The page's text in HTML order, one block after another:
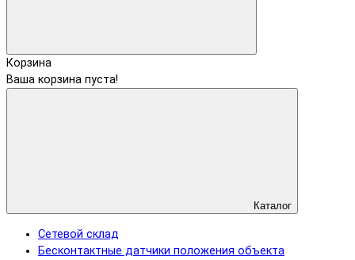
Корзина
Ваша корзина пуста!
Каталог
Сетевой склад
Бесконтактные датчики положения объекта